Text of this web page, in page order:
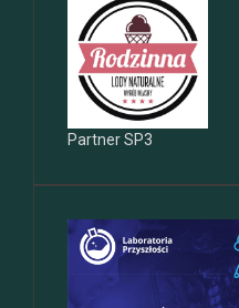
Partner SP3